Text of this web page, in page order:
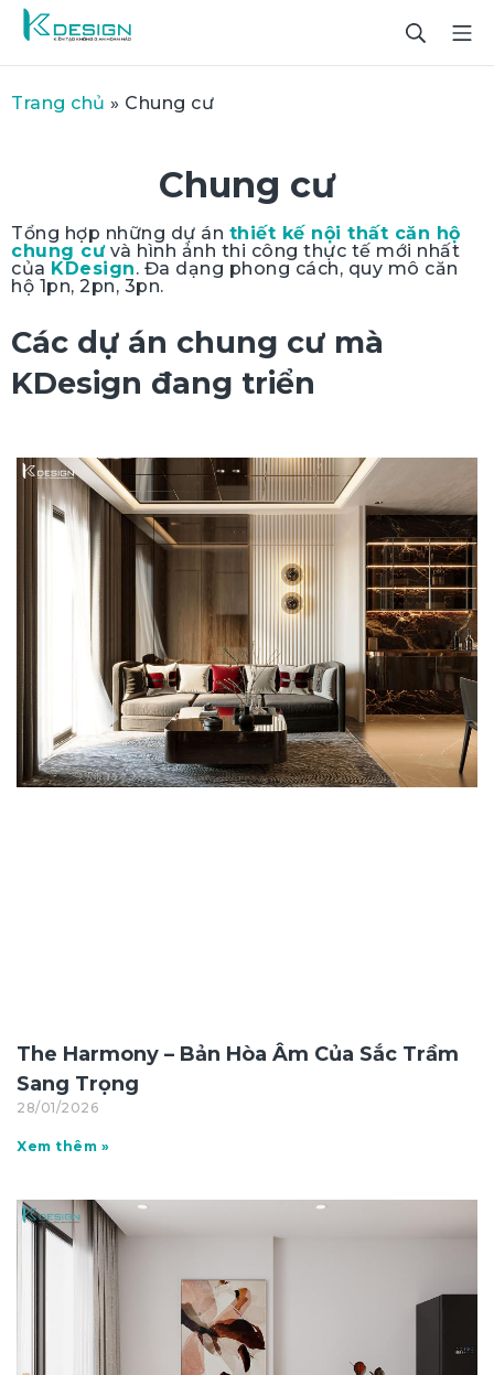
Trang chủ » Chung cư
Chung cư
Tổng hợp những dự án thiết kế nội thất căn hộ
chung cưvà hình ảnh thi công thực tế mới nhất
của KDesign. Đa dạng phong cách, quy mô căn
hộ 1pn, 2pn, 3pn.
Các dự án chung cư mà
KDesign đang triển
The Harmony – Bản Hòa Âm Của Sắc Trầm
Sang Trọng
28/01/2026
Xem thêm »